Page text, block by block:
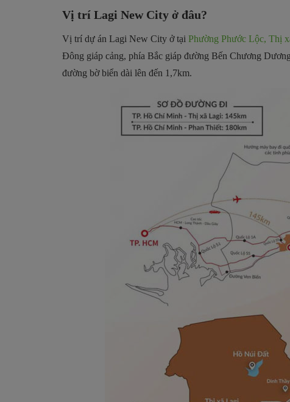
Vị trí Lagi New City ở đâu?
Vị trí dự án Lagi New City ở tại Phường Phước Lộc, Thị
Đông giáp cảng, phía Bắc giáp đường Bến Chương
đường bờ biển dài lên đến 1,7km.